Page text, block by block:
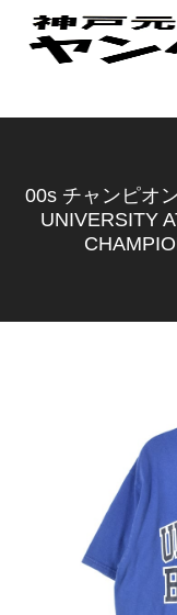
00s チャンピオ
UNIVERSITY